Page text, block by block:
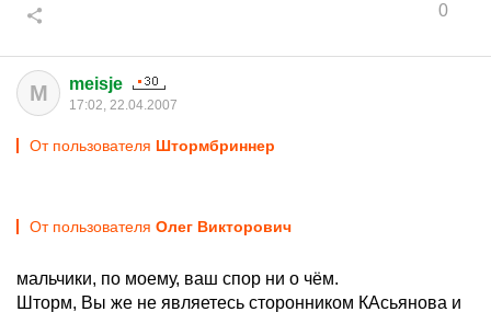
0
M meisje
17:02, 22.04.2007
От пользователя Штормбриннер
От пользователя Олег Виктoрoвич
мальчики, по моему, ваш спор ни о чём.
Шторм, Вы же не являетесь сторонником КАсьянова и